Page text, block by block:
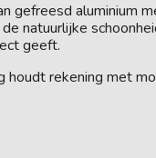
gefreesd aluminium
natuurlijke
geeft.
houdt rekening met